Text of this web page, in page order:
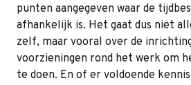
punten aangegeven waar de
afhankelijk is. Het gaat dus niet
zelf, maar vooral over de
voorzieningen rond het werk om
te doen. En of er voldoende